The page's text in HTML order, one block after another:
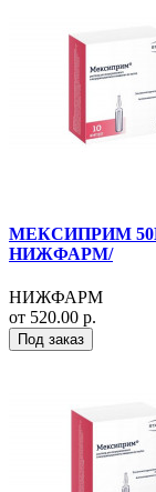
МЕКСИПРИМ
НИЖФАРМ/
НИЖФАРМ
от 520.00 р.
Под заказ